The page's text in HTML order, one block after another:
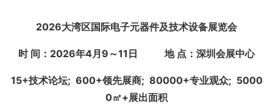
2026大湾区国际电子元器件及技术设备展览会
时 间： 2026年4月 9 ～11 日 地 点： 深圳会展中心
15+技术论坛; 600+领先展商; 80000+专业观众; 5000
0㎡+展出面积